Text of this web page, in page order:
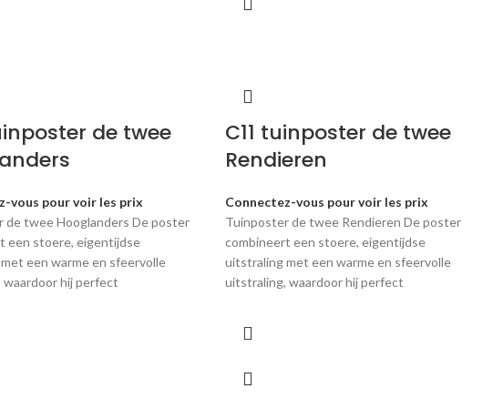
de twee
vous pour voir les prix
de twee Hooglanders De poster
een stoere, eigentijdse
een warme en sfeervolle
hij perfect
C11 tuinposter de twee
Rendieren
Connectez-vous pour voir les prix
Tuinposter de twee Rendieren De poster
combineert een stoere, eigentijdse
uitstraling met een warme en sfeervolle
uitstraling, waardoor hij perfect